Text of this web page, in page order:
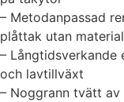
– Metodanpassad
plåttak utan
– Långtidsverkande
och lavtillväxt
– Noggrann tvätt